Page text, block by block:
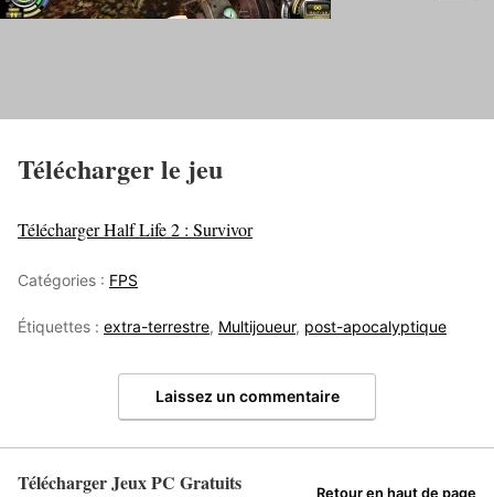
Télécharger le jeu
Télécharger Half Life 2 : Survivor
Catégories : FPS
Étiquettes : extra-terrestre, Multijoueur, post-apocalyptique
Laissez un commentaire
Télécharger Jeux PC Gratuits Retour en haut de page